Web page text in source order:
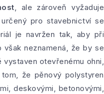
, ale zároveň vyžaduje
pro stavebnictví se
je navržen tak, aby při
neznamená, že by se
otevřenému ohni,
že pěnový polystyren
deskovými, betonovými,